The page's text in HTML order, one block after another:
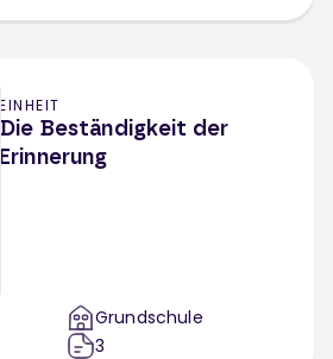
EINHEIT
Die Beständigkeit der
Erinnerung
Grundschule
3